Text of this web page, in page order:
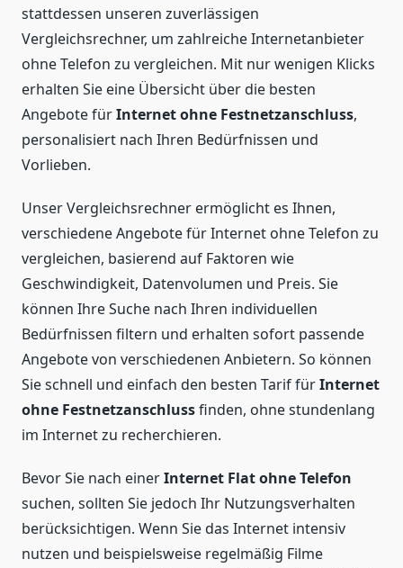
stattdessen unseren zuverlässigen
Vergleichsrechner, um zahlreiche Internetanbieter
ohne Telefon zu vergleichen. Mit nur wenigen Klicks
erhalten Sie eine Übersicht über die besten
Angebote fürInternet ohne Festnetzanschluss,
personalisiert nach Ihren Bedürfnissen und
Vorlieben.
Unser Vergleichsrechner ermöglicht es Ihnen,
verschiedene Angebote für Internet ohne Telefon zu
vergleichen, basierend auf Faktoren wie
Geschwindigkeit, Datenvolumen und Preis. Sie
können Ihre Suche nach Ihren individuellen
Bedürfnissen filtern und erhalten sofort passende
Angebote von verschiedenen Anbietern. So können
Sie schnell und einfach den besten Tarif fürInternet
ohne Festnetzanschlussfinden, ohne stundenlang
im Internet zu recherchieren.
Bevor Sie nach einerInternet Flat ohne Telefon
suchen, sollten Sie jedoch Ihr Nutzungsverhalten
berücksichtigen. Wenn Sie das Internet intensiv
nutzen und beispielsweise regelmäßig Filme